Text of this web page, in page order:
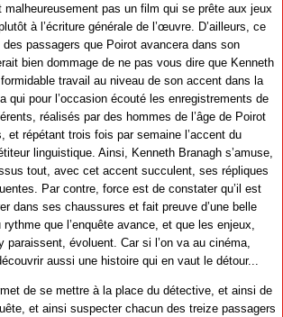
malheureusement pas un film qui se prête aux jeux
à l’écriture générale de l’œuvre. D’ailleurs, ce
passagers que Poirot avancera dans son
bien dommage de ne pas vous dire que Kenneth
travail au niveau de son accent dans la
qui pour l’occasion écouté les enregistrements de
réalisés par des hommes de l’âge de Poirot
et répétant trois fois par semaine l’accent du
linguistique. Ainsi, Kenneth Branagh s’amuse,
tout, avec cet accent succulent, ses répliques
Par contre, force est de constater qu’il est
dans ses chaussures et fait preuve d’une belle
que l’enquête avance, et que les enjeux,
paraissent, évoluent. Car si l’on va au cinéma,
aussi une histoire qui en vaut le détour...
de se mettre à la place du détective, et ainsi de
et ainsi suspecter chacun des treize passagers